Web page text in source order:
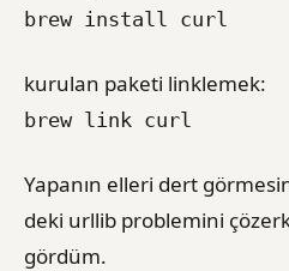
brew install curl
kurulan paketi linklemek:
brew link curl
Yapanın elleri dert
deki urllib problemini
gördüm.